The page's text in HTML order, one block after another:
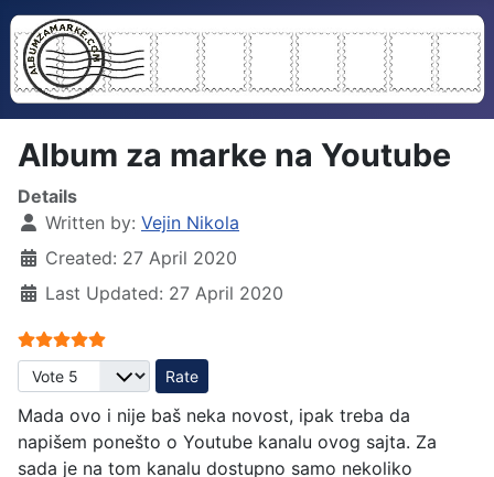
Album za marke na Youtube
Details
Written by: Vejin Nikola
Created: 27 April 2020
Last Updated: 27 April 2020
User Rating:
Please Rate
Mada ovo i nije baš neka novost, ipak treba da
napišem ponešto o Youtube kanalu ovog sajta. Za
sada je na tom kanalu dostupno samo nekoliko